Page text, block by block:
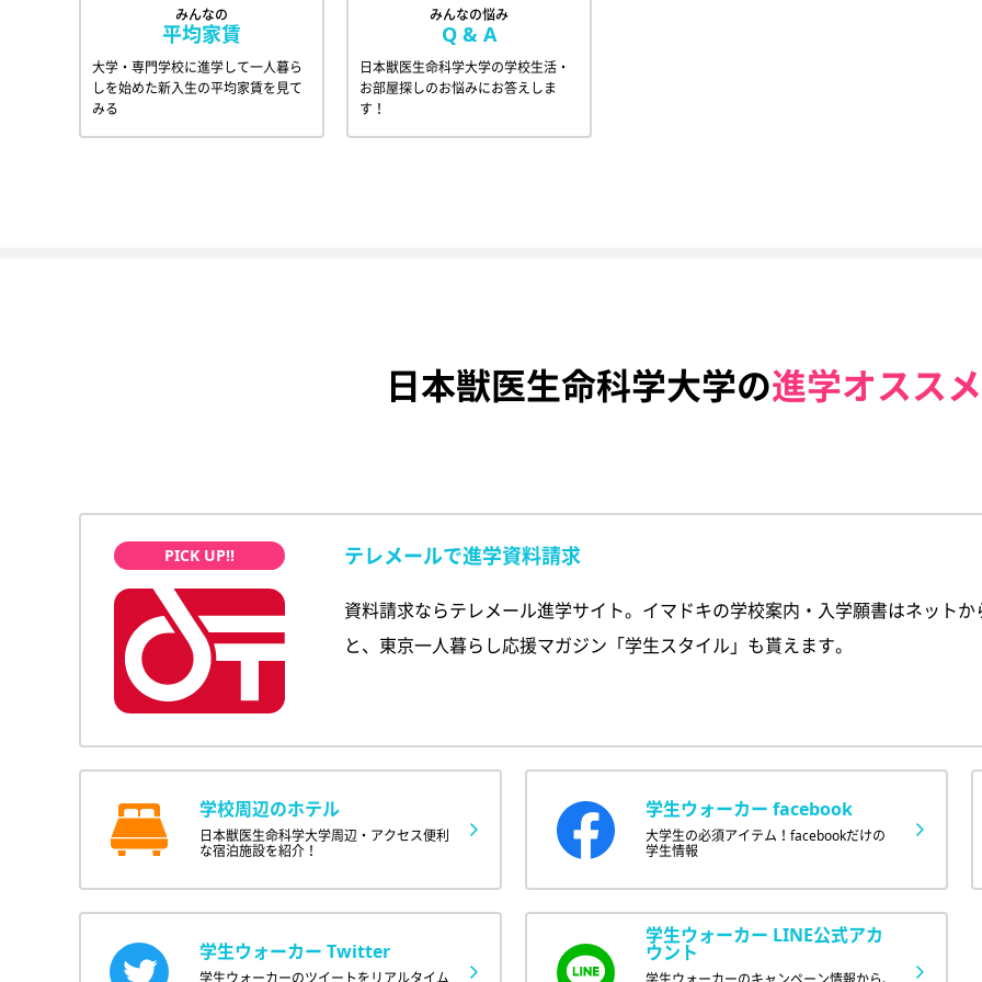
みんなの
平均家賃
大学・専門学校に進学して一人暮ら
しを始めた新入生の平均家賃を見て
みる
みんなの悩み
Q & A
日本獣医生命科学大学の学校生活・
お部屋探しのお悩みにお答えしま
す！
日本獣医生命科学大学の進学オスス
テレメールで進学資料請求
資料請求ならテレメール進学サイト。イマドキの学校案内・入学願書はネット
と、東京一人暮らし応援マガジン「学生スタイル」も貰えます。
学校周辺のホテル
日本獣医生命科学大学周辺・アクセス便利
な宿泊施設を紹介！
学生ウォーカー facebook
大学生の必須アイテム！facebookだけの
学生情報
学生ウォーカー Twitter
学生ウォーカー LINE公式アカ
ウント